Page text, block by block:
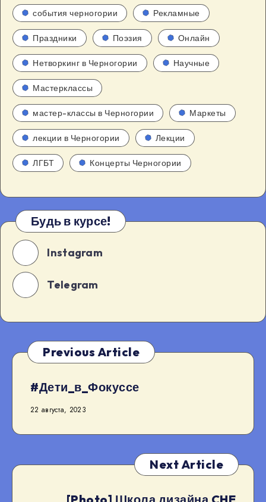
события черногории Рекламные
Праздники Поэзия Онлайн
Нетворкинг в Черногории Научные
Мастерклассы
мастер-классы в Черногории Маркеты
лекции в Черногории Лекции
ЛГБТ Концерты Черногории
Будь в курсе!
Instagram
Telegram
Previous Article
#Дети_в_Фокуссе
22 августа, 2023
Next Article